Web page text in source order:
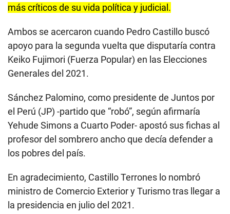
más críticos de su vida política y judicial.
Ambos se acercaron cuando Pedro Castillo buscó
apoyo para la segunda vuelta que disputaría contra
Keiko Fujimori (Fuerza Popular) en las Elecciones
Generales del 2021.
Sánchez Palomino, como presidente de Juntos por
el Perú (JP) -partido que “robó”, según afirmaría
Yehude Simons a Cuarto Poder- apostó sus fichas al
profesor del sombrero ancho que decía defender a
los pobres del país.
En agradecimiento, Castillo Terrones lo nombró
ministro de Comercio Exterior y Turismo tras llegar a
la presidencia en julio del 2021.